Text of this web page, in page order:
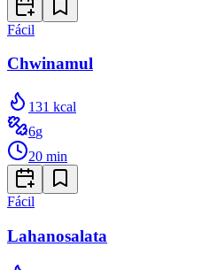
Fácil
Chwinamul
131 kcal
6g
20 min
Fácil
Lahanosalata